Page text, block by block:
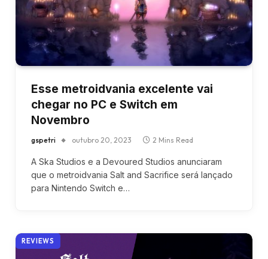
Esse metroidvania excelente vai
chegar no PC e Switch em
Novembro
gspetri outubro 20, 2023 2 Mins Read
A Ska Studios e a Devoured Studios anunciaram
que o metroidvania Salt and Sacrifice será lançado
para Nintendo Switch e…
REVIEWS